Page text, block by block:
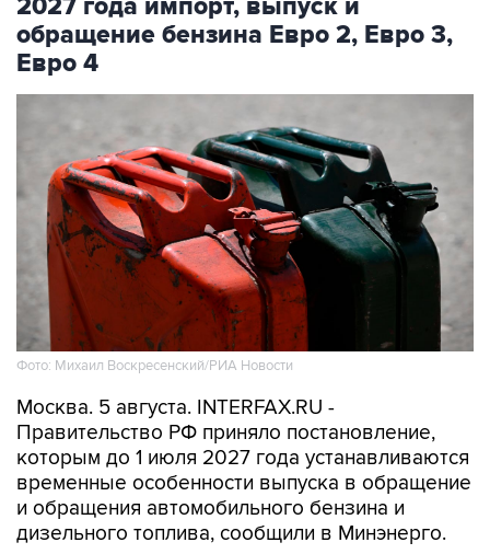
2027 года импорт, выпуск и
обращение бензина Евро 2, Евро 3,
Евро 4
Фото: Михаил Воскресенский/РИА Новости
Москва. 5 августа. INTERFAX.RU -
Правительство РФ приняло постановление,
которым до 1 июля 2027 года устанавливаются
временные особенности выпуска в обращение
и обращения автомобильного бензина и
дизельного топлива, сообщили в Минэнерго.